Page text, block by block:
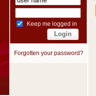
Keep me logged in
Forgotten your password?